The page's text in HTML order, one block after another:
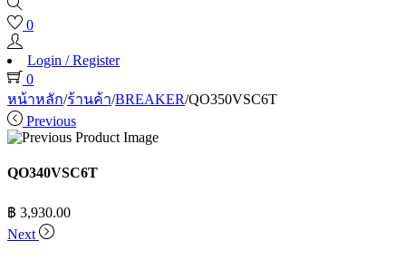
0
Login / Register
0
หน้าหลัก/ร้านค้า/BREAKER/QO350VSC6T
Previous
QO340VSC6T
฿ 3,930.00
Next